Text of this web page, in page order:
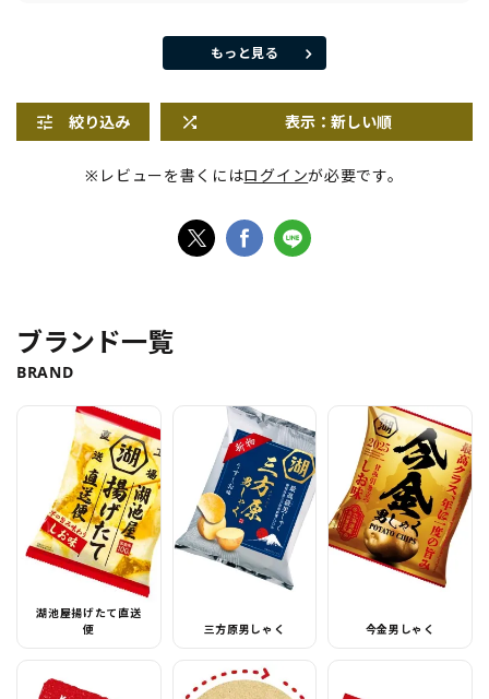
もっと見る
絞り込み 表示：新しい順
※レビューを書くにはログインが必要です。
ブランド一覧
BRAND
湖池屋揚げたて直送
便
三方原男しゃく 今金男しゃく